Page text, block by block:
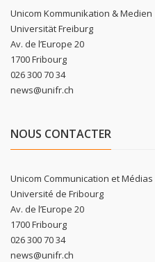
Unicom Kommunikation & Medien
Universität Freiburg
Av. de l’Europe 20
1700 Fribourg
026 300 70 34
news@unifr.ch
NOUS CONTACTER
Unicom Communication et Médias
Université de Fribourg
Av. de l’Europe 20
1700 Fribourg
026 300 70 34
news@unifr.ch